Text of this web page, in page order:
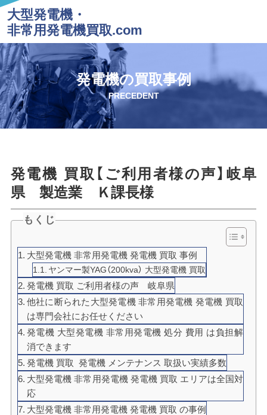
大型発電機・
非常用発電機買取.com
発電機の買取事例
PRECEDENT
発電機 買取【ご利用者様の声】岐阜
県 製造業 Ｋ課長様
もくじ
大型発電機 非常用発電機 発電機 買取 事例
ヤンマー製YAG（200kva） 大型発電機 買取
発電機 買取 ご利用者様の声 岐阜県
他社に断られた大型発電機 非常用発電機 発電機 買取
は専門会社にお任せください
発電機 大型発電機 非常用発電機 処分 費用 は負担解
消できます
発電機 買取 発電機 メンテナンス 取扱い実績多数
大型発電機 非常用発電機 発電機 買取 エリアは全国対
応
大型発電機 非常用発電機 発電機 買取 の事例